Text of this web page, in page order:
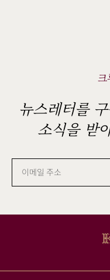
뉴스레터를
소식을 받
이
메
일
주
소